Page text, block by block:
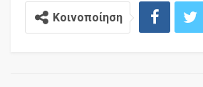
Κοινοποίηση